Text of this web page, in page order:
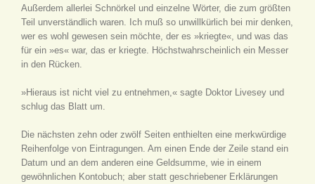
Außerdem allerlei Schnörkel und einzelne Wörter, die zum größten
Teil unverständlich waren. Ich muß so unwillkürlich bei mir denken,
wer es wohl gewesen sein möchte, der es »kriegte«, und was das
für ein »es« war, das er kriegte. Höchstwahrscheinlich ein Messer
in den Rücken.
»Hieraus ist nicht viel zu entnehmen,« sagte Doktor Livesey und
schlug das Blatt um.
Die nächsten zehn oder zwölf Seiten enthielten eine merkwürdige
Reihenfolge von Eintragungen. Am einen Ende der Zeile stand ein
Datum und an dem anderen eine Geldsumme, wie in einem
gewöhnlichen Kontobuch; aber statt geschriebener Erklärungen